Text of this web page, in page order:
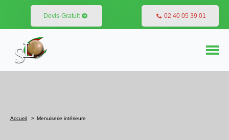
Devis-Gratuit 02 40 05 39 01
Accueil Menuiserie intérieure